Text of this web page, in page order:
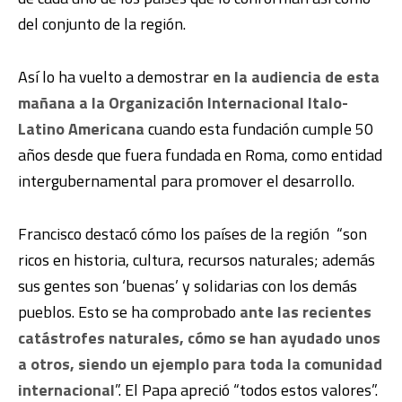
del conjunto de la región.
Así lo ha vuelto a demostraren la audiencia de esta
mañana a la Organización Internacional Italo-
Latino Americanacuando esta fundación cumple 50
años desde que fuera fundada en Roma, como entidad
intergubernamental para promover el desarrollo.
Francisco destacó cómo los países de la región “son
ricos en historia, cultura, recursos naturales; además
sus gentes son ‘buenas’ y solidarias con los demás
pueblos. Esto se ha comprobado ante las recientes
catástrofes naturales, cómo se han ayudado unos
a otros, siendo un ejemplo para toda la comunidad
internacional”. El Papa apreció “todos estos valores”.